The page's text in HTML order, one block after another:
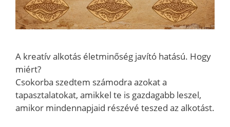
A kreatív alkotás életminőség javító hatású. Hogy
miért?
Csokorba szedtem számodra azokat a
tapasztalatokat, amikkel te is gazdagabb leszel,
amikor mindennapjaid részévé teszed az alkotást.